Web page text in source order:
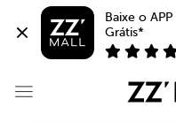
Baixe o
Grátis*